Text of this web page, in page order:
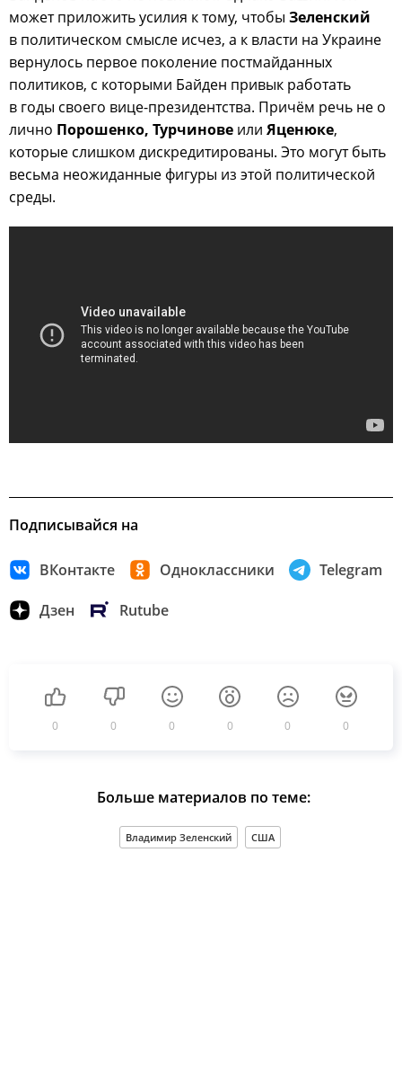
может приложить усилия к тому, чтобы Зеленский
в политическом смысле исчез, а к власти на Украине
вернулось первое поколение постмайданных
политиков, с которыми Байден привык работать
в годы своего вице-президентства. Причём речь не о
лично Порошенко, Турчинове или Яценюке,
которые слишком дискредитированы. Это могут быть
весьма неожиданные фигуры из этой политической
среды.
Подписывайся на
ВКонтакте Одноклассники Telegram
Дзен Rutube
0 0 0 0 0 0
Больше материалов по теме:
Владимир Зеленский США